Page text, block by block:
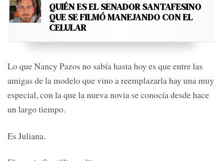
QUIÉN ES EL SENADOR SANTAFESINO
QUE SE FILMÓ MANEJANDO CON EL
CELULAR
Lo que Nancy Pazos no sabía hasta hoy es que entre las
amigas de la modelo que vino a reemplazarla hay una muy
especial, con la que la nueva novia se conocía desde hace
un largo tiempo.
Es Juliana.